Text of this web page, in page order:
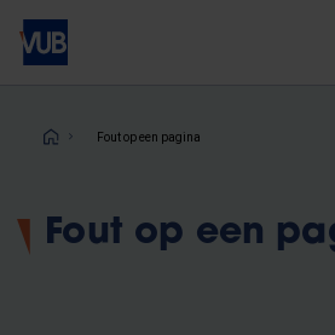
Overslaan
naar
inhoudKruimelpad
Fout op een pagina
Fout op een